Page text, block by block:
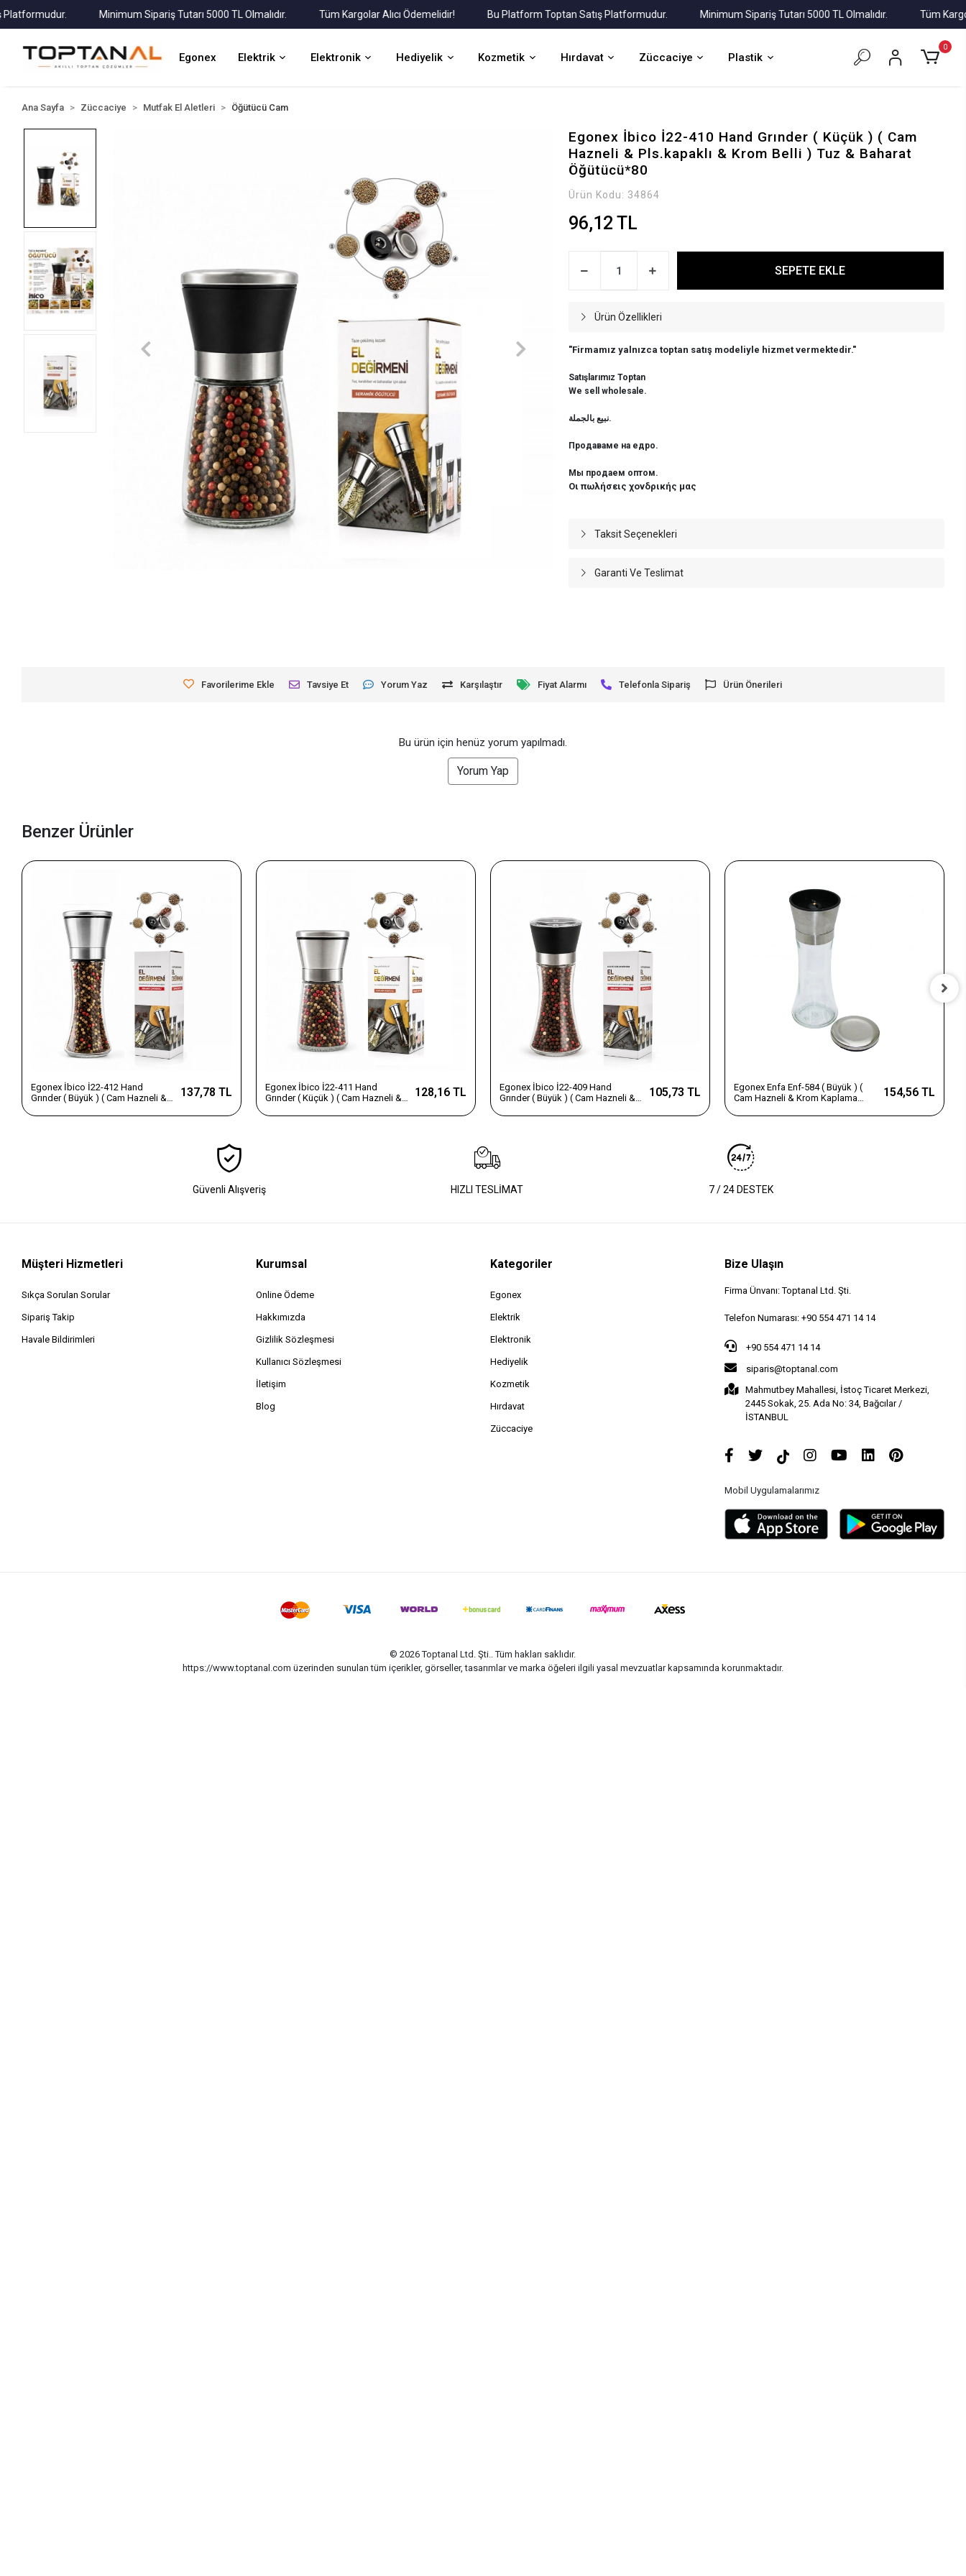
Minimum Sipariş Tutarı 5000 TL Olmalıdır. Tüm Kargolar Alıcı Ödemelidir! Bu Platform Toptan Satış Platformudur. Minimum Sipariş Tutarı 5000 TL Olmalıdır. Tüm Kargolar
Egonex Elektrik Elektronik Hediyelik Kozmetik Hırdavat Züccaciye Plastik
0
Ana Sayfa Züccaciye Mutfak El Aletleri Öğütücü Cam
Egonex İbico İ22-410 Hand Grınder ( Küçük ) ( Cam
Hazneli & Pls.kapaklı & Krom Belli ) Tuz & Baharat
Öğütücü*80
Ürün Kodu: 34864
96,12 TL
SEPETE EKLE
Ürün Özellikleri
"Firmamız yalnızca toptan satış modeliyle hizmet vermektedir."
Satışlarımız Toptan
We sell wholesale.
نبيع بالجملة.
Продаваме на едро.
Мы продаем оптом.
Οι πωλήσεις χονδρικής μας
Taksit Seçenekleri
Garanti Ve Teslimat
Favorilerime Ekle Tavsiye Et Yorum Yaz Karşılaştır Fiyat Alarmı Telefonla Sipariş Ürün Önerileri
Bu ürün için henüz yorum yapılmadı.
Yorum Yap
Benzer Ürünler
Egonex İbico İ22-412 Hand
Grınder ( Büyük ) ( Cam Hazneli &
Baharat Öğütücü*80
137,78 TL
Egonex İbico İ22-411 Hand
Grınder ( Küçük ) ( Cam Hazneli &
Baharat Öğütücü*80
128,16 TL
Egonex İbico İ22-409 Hand
Grınder ( Büyük ) ( Cam Hazneli &
Baharat Öğütücü*80
105,73 TL
Egonex Enfa Enf-584 ( Büyük ) (
Cam Hazneli & Krom Kaplama
Öğütücü*80
154,56 TL
Güvenli Alışveriş HIZLI TESLİMAT 7 / 24 DESTEK
Müşteri Hizmetleri
Sıkça Sorulan Sorular
Sipariş Takip
Havale Bildirimleri
Kurumsal
Online Ödeme
Hakkımızda
Gizlilik Sözleşmesi
Kullanıcı Sözleşmesi
İletişim
Blog
Kategoriler
Egonex
Elektrik
Elektronik
Hediyelik
Kozmetik
Hırdavat
Züccaciye
Bize Ulaşın
Firma Ünvanı: Toptanal Ltd. Şti.
Telefon Numarası: +90 554 471 14 14
+90 554 471 14 14
siparis@toptanal.com
Mahmutbey Mahallesi, İstoç Ticaret Merkezi,
2445 Sokak, 25. Ada No: 34, Bağcılar /
İSTANBUL
Mobil Uygulamalarımız
© 2026 Toptanal Ltd. Şti.. Tüm hakları saklıdır.
https://www.toptanal.com üzerinden sunulan tüm içerikler, görseller, tasarımlar ve marka öğeleri ilgili yasal mevzuatlar kapsamında korunmaktadır.